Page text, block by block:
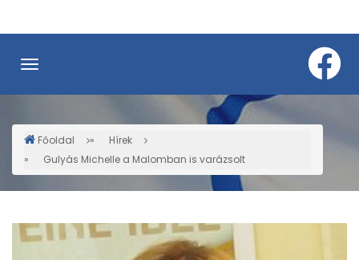
Morzsa
Főoldal
Hírek
Gulyás Michelle a Malomban is varázsolt